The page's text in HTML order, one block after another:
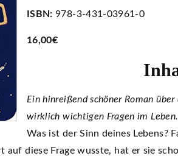
ISBN: 978-3-431-03961-0
16,00€
Ein hinreißend schöner Roman
wirklich wichtigen Fragen im Leben.
Was ist der Sinn deines Lebens?
auf diese Frage wusste, hat er sie